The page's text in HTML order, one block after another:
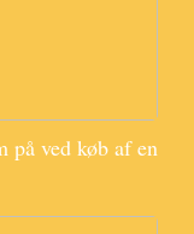
ved køb af en